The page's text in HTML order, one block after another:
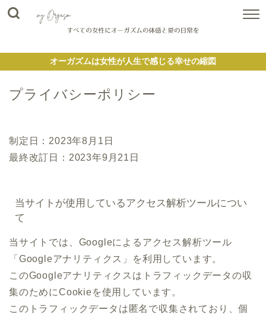
オーガズムは女性が人生で感じる幸せの縮図
プライバシーポリシー
制定日：2023年8月1日
最終改訂日：2023年9月21日
当サイトが使用しているアクセス解析ツールについ
て
当サイトでは、Googleによるアクセス解析ツール
「Googleアナリティクス」を利用しています。
このGoogleアナリティクスはトラフィックデータの収
集のためにCookieを使用しています。
このトラフィックデータは匿名で収集されており、個